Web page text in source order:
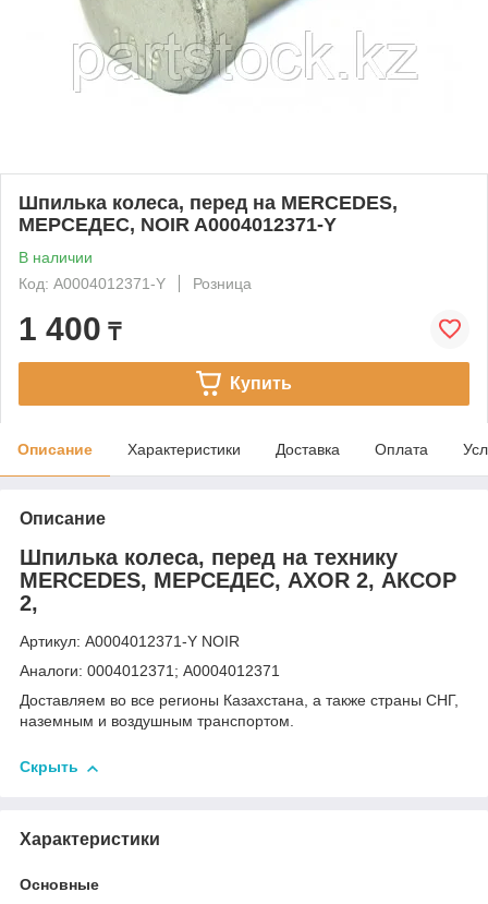
Шпилька колеса, перед на MERCEDES,
МЕРСЕДЕС, NOIR A0004012371-Y
В наличии
Код: A0004012371-Y
Розница
1 400 ₸
Купить
Описание Характеристики Доставка Оплата
Описание
Шпилька колеса, перед на технику
MERCEDES, МЕРСЕДЕС, AXOR 2, АКСОР
2,
Артикул: A0004012371-Y NOIR
Аналоги: 0004012371; A0004012371
Доставляем во все регионы Казахстана, а также страны СНГ,
наземным и воздушным транспортом.
Скрыть
Характеристики
Основные